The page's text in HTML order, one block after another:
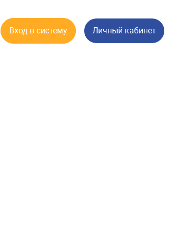
Вход в систему Личный кабинет